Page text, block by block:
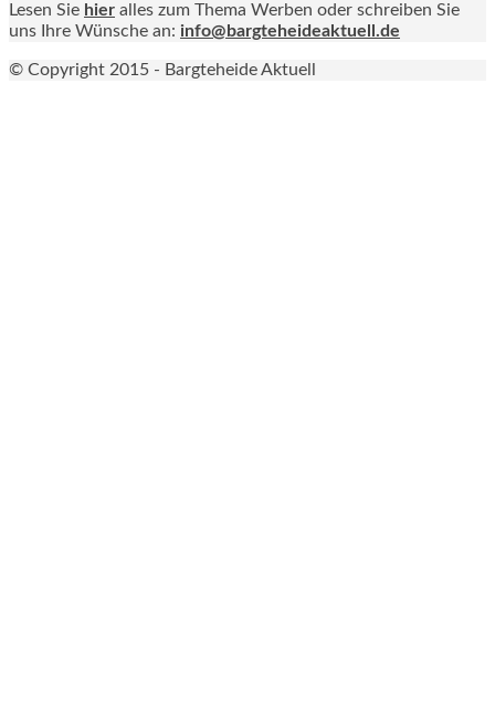
Lesen Sie hier alles zum Thema Werben oder schreiben Sie
uns Ihre Wünsche an: info@bargteheideaktuell.de
© Copyright 2015 - Bargteheide Aktuell